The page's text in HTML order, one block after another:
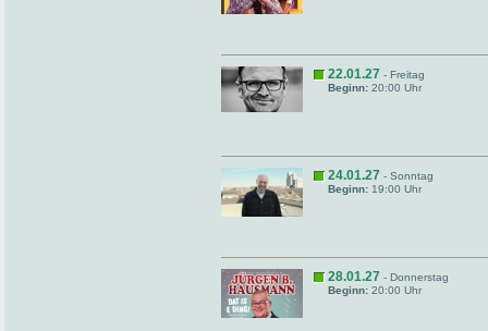
22.01.27 - Freitag
Beginn: 20:00 Uhr
24.01.27 - Sonntag
Beginn: 19:00 Uhr
28.01.27 - Donnerstag
Beginn: 20:00 Uhr